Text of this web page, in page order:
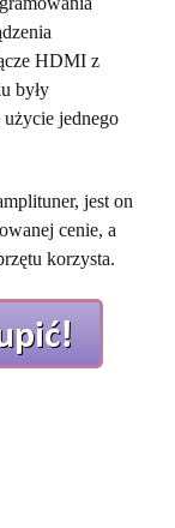
HDMI z
były
użycie jednego
jest on
cenie, a
korzysta.